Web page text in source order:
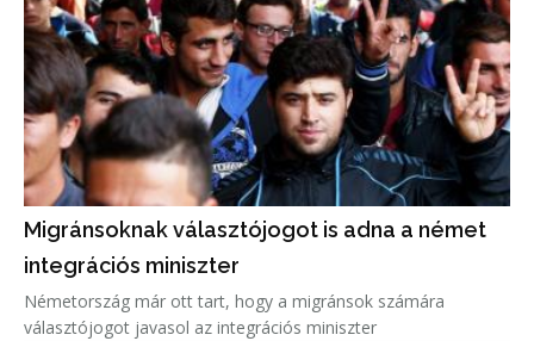
Migránsoknak választójogot is adna a német
integrációs miniszter
Németország már ott tart, hogy a migránsok számára
választójogot javasol az integrációs miniszter